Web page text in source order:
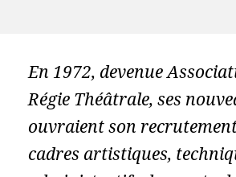
COMMISSION DE CONTRÔLE
MEMBRES ACTIFS
ANCIENS MEMBRES
En 1972, devenue
Régie Théâtrale, ses
ouvraient son
cadres artistiques,